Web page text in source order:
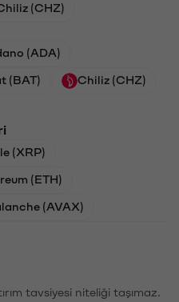
(CHZ)
(ADA)
(BAT) Chiliz (CHZ)
(XRP)
(ETH)
(AVAX)
tavsiyesi niteliği taşımaz.